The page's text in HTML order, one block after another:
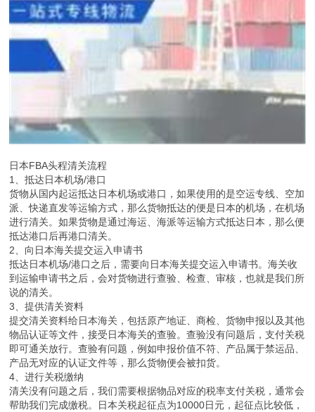
日本FBA头程清关流程
1、抵达日本机场/港口
货物从国内起运抵达日本机场或港口，如果使用的是空运专线、空加
派、快递直发等运输方式，那么货物抵达的便是日本的机场，在机场
进行清关。如果货物是通过海运、海派等运输方式抵达日本，那么便
抵达港口后再港口清关。
2、向日本海关提交运入申请书
抵达日本机场/港口之后，需要向日本海关提交运入申请书。海关收
到运输申请书之后，会对货物进行查验、检查、审核，也就是我们所
说的清关。
3、提供清关资料
提交清关资料给日本海关，包括原产地证、商检、货物申报以及其他
物品认证等文件，接受日本海关的查验。查验没有问题后，支付关税
即可通关放行。查验有问题，例如申报价值不符、产品属于禁运品、
产品无对应的认证文件等，那么货物便会被扣货。
4、进行关税缴纳
清关没有问题之后，我们需要根据物品对应的税率支付关税，通常会
帮助我们完成缴税。日本关税起征点为10000日元，起征点比较低，